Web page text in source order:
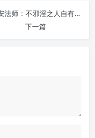
大安法师：不邪淫之人自有浩然正气 | 戒者录
下一篇